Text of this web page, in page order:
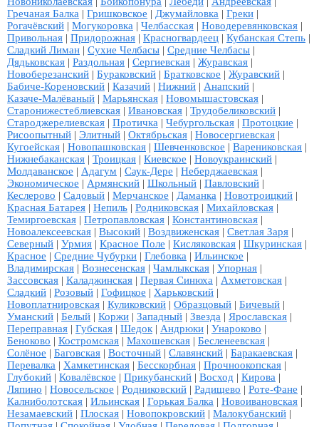
Гречаная Балка | Гришковское | Джумайловка | Греки |
Рогачёвский | Могукоровка | Челбасская | Новодеревянковская |
Привольная | Придорожная | Красногвардеец | Кубанская Степь |
Сладкий Лиман | Сухие Челбасы | Средние Челбасы |
Дядьковская | Раздольная | Сергиевская | Журавская |
Новоберезанский | Бураковский | Братковское | Журавский |
Бабиче-Кореновский | Казачий | Нижний | Анапский |
Казаче-Малёваный | Марьянская | Новомышастовская |
Старонижестеблиевская | Ивановская | Трудобеликовский |
Староджерелиевская | Протичка | Чебургольская | Протоцкие |
Рисоопытный | Элитный | Октябрьская | Новосергиевская |
Кугоейская | Новопашковская | Шевченковское | Варениковская |
Нижнебаканская | Троицкая | Киевское | Новоукраинский |
Молдаванское | Адагум | Саук-Дере | Неберджаевская |
Экономическое | Армянский | Школьный | Павловский |
Кеслерово | Садовый | Мерчанское | Даманка | Новотроицкий |
Красная Батарея | Непиль | Родниковская | Михайловская |
Темиргоевская | Петропавловская | Константиновская |
Новоалексеевская | Высокий | Воздвиженская | Светлая Заря |
Северный | Урмия | Красное Поле | Кисляковская | Шкуринская |
Красное | Средние Чубурки | Глебовка | Ильинское |
Владимирская | Вознесенская | Чамлыкская | Упорная |
Зассовская | Каладжинская | Первая Синюха | Ахметовская |
Сладкий | Розовый | Гофицкое | Харьковский |
Новоплатнировская | Куликовский | Образцовый | Бичевый |
Уманский | Белый | Коржи | Западный | Звезда | Ярославская |
Переправная | Губская | Шедок| Андрюки | Унароково |
Беноково | Костромская | Махошевская | Бесленеевская |
Солёное | Баговская | Восточный | Славянский | Баракаевская |
Перевалка | Хамкетинская | Бесскорбная | Прочноокопская |
Глубокий | Ковалёвское | Прикубанский | Восход | Кирова |
Ляпино | Новосельское | Родниковский | Радищево | Роте-Фане |
Калниболотская | Ильинская | Горькая Балка | Новоивановская |
Незамаевский | Плоская | Новопокровский | Малокубанский |